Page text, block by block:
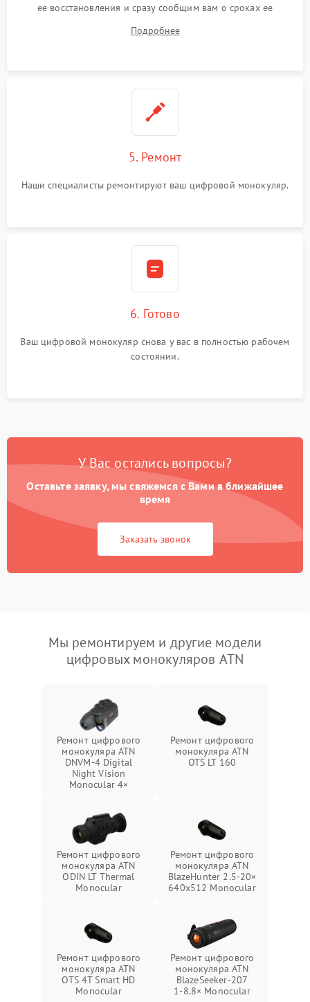
ее восстановления и сразу сообщим вам о сроках ее
Подробнее
5. Ремонт
Наши специалисты ремонтируют ваш цифровой монокуляр.
6. Готово
Ваш цифровой монокуляр снова у вас в полностью рабочем
состоянии.
У Вас остались вопросы?
Оставьте заявку, мы свяжемся с Вами в ближайшее
время
Заказать звонок
Мы ремонтируем и другие модели
цифровых монокуляров ATN
Ремонт цифрового
монокуляра ATN
DNVM-4 Digital
Night Vision
Monocular 4×
Ремонт цифрового
монокуляра ATN
OTS LT 160
Ремонт цифрового
монокуляра ATN
ODIN LT Thermal
Monocular
Ремонт цифрового
монокуляра ATN
BlazeHunter 2.5‑20×
640x512 Monocular
Ремонт цифрового
монокуляра ATN
OTS 4T Smart HD
Monocular
Ремонт цифрового
монокуляра ATN
BlazeSeeker‑207
1‑8.8× Monocular